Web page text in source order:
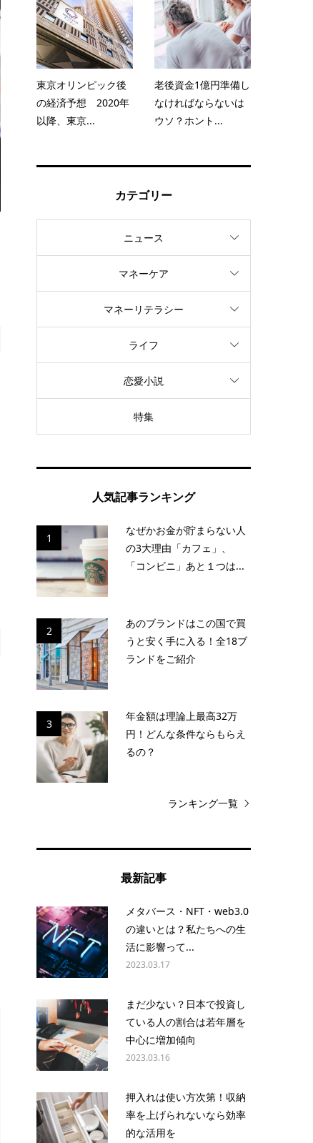
東京オリンピック後
の経済予想 2020年
以降、東京...
老後資金1億円準備し
なければならないは
ウソ？ホント...
カテゴリー
ニュース
マネーケア
マネーリテラシー
ライフ
恋愛小説
特集
人気記事ランキング
1
なぜかお金が貯まらない人
の3大理由「カフェ」、
「コンビニ」あと１つは...
2
あのブランドはこの国で買
うと安く手に入る！全18ブ
ランドをご紹介
3
年金額は理論上最高32万
円！どんな条件ならもらえ
るの？
ランキング一覧
最新記事
メタバース・NFT・web3.0
の違いとは？私たちへの生
活に影響って...
2023.03.17
まだ少ない？日本で投資し
ている人の割合は若年層を
中心に増加傾向
2023.03.16
押入れは使い方次第！収納
率を上げられないなら効率
的な活用を